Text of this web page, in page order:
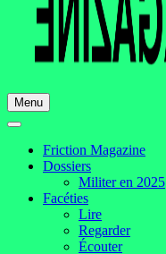
Menu
Friction Magazine
Dossiers
Militer en 2025
Facéties
Lire
Regarder
Écouter